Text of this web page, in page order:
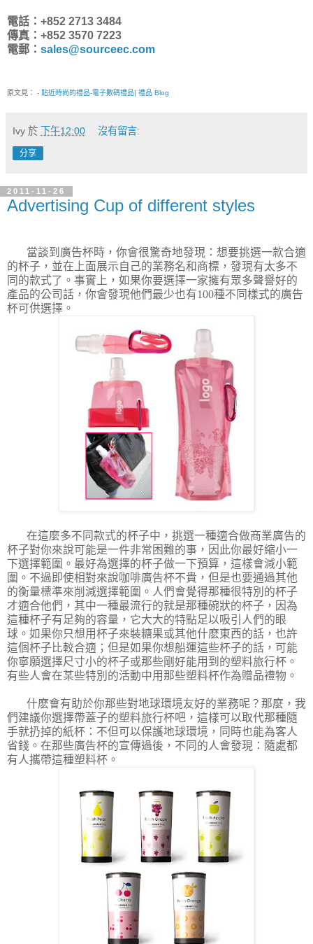
電話：+852 2713 3484
傳真：+852 3570 7223
電郵： sales@sourceec.com
原文見： - 貼近時尚的禮品-電子數碼禮品| 禮品 Blog
Ivy 於 下午12:00 沒有留言:
分享
2011-11-26
Advertising Cup of different styles
當談到廣告杯時，你會很驚奇地發現：想要挑選一款合適
的杯子，並在上面展示自己的業務名和商標，發現有太多不
同的款式了。事實上，如果你要選擇一家擁有眾多聲譽好的
產品的公司話，你會發現他們最少也有100種不同樣式的廣告
杯可供選擇。
在這麼多不同款式的杯子中，挑選一種適合做商業廣告的
杯子對你來說可能是一件非常困難的事，因此你最好縮小一
下選擇範圍。最好為選擇的杯子做一下預算，這樣會減小範
圍。不過即使相對來說咖啡廣告杯不貴，但是也要通過其他
的衡量標準來削減選擇範圍。人們會覺得那種很特別的杯子
才適合他們，其中一種最流行的就是那種碗狀的杯子，因為
這種杯子有足夠的容量，它大大的特點足以吸引人們的眼
球。如果你只想用杯子來裝糖果或其他什麽東西的話，也許
這個杯子比較合適；但是如果你想船運這些杯子的話，可能
你寧願選擇尺寸小的杯子或那些剛好能用到的塑料旅行杯。
有些人會在某些特別的活動中用那些塑料杯作為贈品禮物。
什麽會有助於你那些對地球環境友好的業務呢？那麼，我
們建議你選擇帶蓋子的塑料旅行杯吧，這樣可以取代那種隨
手就扔掉的紙杯：不但可以保護地球環境，同時也能為客人
省錢。在那些廣告杯的宣傳過後，不同的人會發現：隨處都
有人攜帶這種塑料杯。